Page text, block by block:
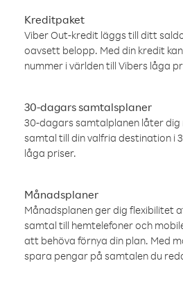
Kreditpaket
Viber Out-kredit läggs till ditt
oavsett belopp. Med din kredit
nummer i världen till Vibers låga
30-dagars samtalsplaner
30-dagars samtalplanen låter
samtal till din valfria destination i
låga priser.
Månadsplaner
Månadsplanen ger dig flexibilitet
samtal till hemtelefoner och
att behöva förnya din plan. Med
spara pengar på samtalen du